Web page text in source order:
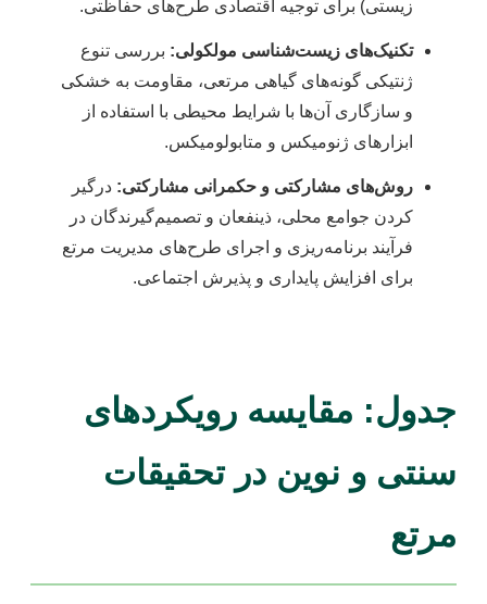
زیستی) برای توجیه اقتصادی طرح‌های حفاظتی.
تکنیک‌های زیست‌شناسی مولکولی: بررسی تنوع
ژنتیکی گونه‌های گیاهی مرتعی، مقاومت به خشکی
و سازگاری آن‌ها با شرایط محیطی با استفاده از
ابزارهای ژنومیکس و متابولومیکس.
روش‌های مشارکتی و حکمرانی مشارکتی: درگیر
کردن جوامع محلی، ذینفعان و تصمیم‌گیرندگان در
فرآیند برنامه‌ریزی و اجرای طرح‌های مدیریت مرتع
برای افزایش پایداری و پذیرش اجتماعی.
جدول: مقایسه رویکردهای
سنتی و نوین در تحقیقات
مرتع